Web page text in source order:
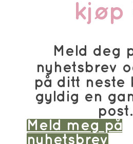
kjøp
Meld deg
nyhetsbrev
på ditt neste
gyldig en
post.
Meld meg på
nyhetsbrev